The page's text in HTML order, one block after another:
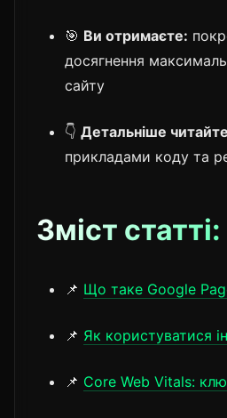
🎯 Ви отримаєте:
досягнення
сайту
👇 Детальніше
прикладами коду та
Зміст статті:
📌 Що таке Google
📌 Як користуватися
📌 Core Web Vitals: